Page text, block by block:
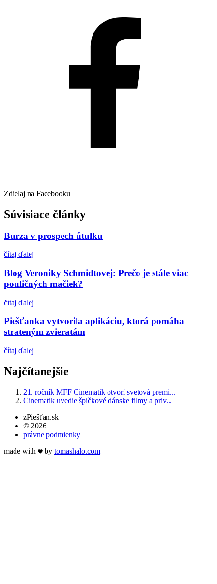
Zdielaj na Facebooku
Súvisiace články
Burza v prospech útulku
čítaj ďalej
Blog Veroniky Schmidtovej: Prečo je stále viac
pouličných mačiek?
čítaj ďalej
Piešťanka vytvorila aplikáciu, ktorá pomáha
strateným zvieratám
čítaj ďalej
Najčítanejšie
21. ročník MFF Cinematik otvorí svetová premi...
Cinematik uvedie špičkové dánske filmy a priv...
zPiešťan.sk
© 2026
právne podmienky
made with
by tomashalo.com